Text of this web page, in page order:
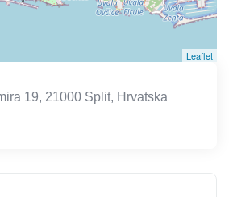
Leaflet
19, 21000 Split, Hrvatska